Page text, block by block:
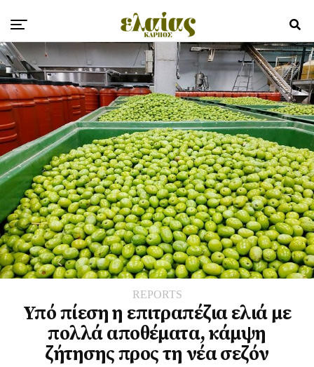
REPORTS
Υπό πίεση η επιτραπέζια ελιά με
πολλά αποθέματα, κάμψη
ζήτησης προς τη νέα σεζόν